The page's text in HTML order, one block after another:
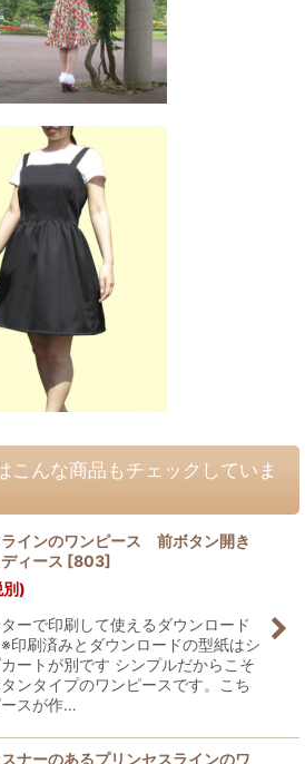
こんな商品もチェックしていま
インのワンピース 前ボタン開き
ィース [803]
別)
ーで印刷して使えるダウンロード
印刷済みとダウンロードの型紙はシ
ートが別です シンプルだからこそ
ンタイプのワンピースです。こち
スが作…
ナーのあるプリンセスラインのワ